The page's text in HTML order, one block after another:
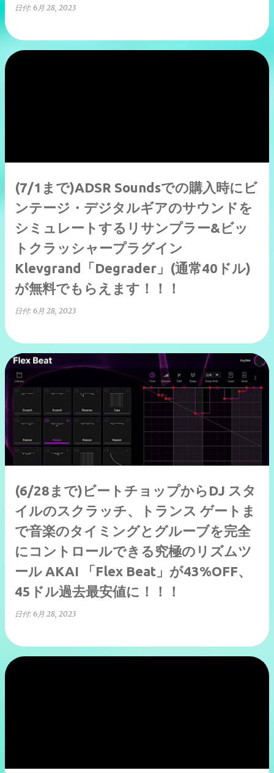
日付: 6月 28, 2023
(7/1まで)ADSR Soundsでの購入時にビ
ンテージ・デジタルギアのサウンドを
シミュレートするリサンプラー&ビッ
トクラッシャープラグイン
Klevgrand「Degrader」(通常40ドル)
が無料でもらえます！！！
日付: 6月 28, 2023
(6/28まで)ビートチョップからDJ スタ
イルのスクラッチ、トランス ゲートま
で音楽のタイミングとグルーブを完全
にコントロールできる究極のリズムツ
ール AKAI 「Flex Beat」が43%OFF、
45ドル過去最安値に！！！
日付: 6月 28, 2023